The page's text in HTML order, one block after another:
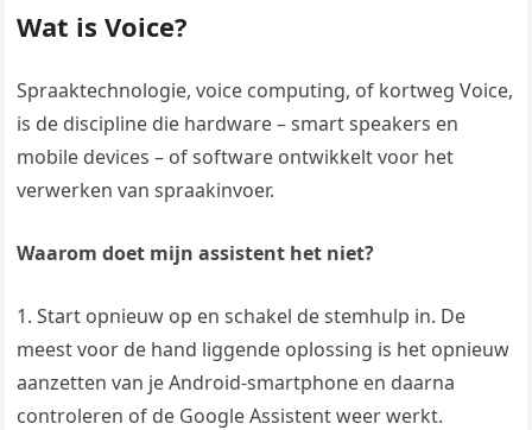
Wat is Voice?
Spraaktechnologie, voice computing, of kortweg Voice,
is de discipline die hardware – smart speakers en
mobile devices – of software ontwikkelt voor het
verwerken van spraakinvoer.
Waarom doet mijn assistent het niet?
1. Start opnieuw op en schakel de stemhulp in. De
meest voor de hand liggende oplossing is het opnieuw
aanzetten van je Android-smartphone en daarna
controleren of de Google Assistent weer werkt.